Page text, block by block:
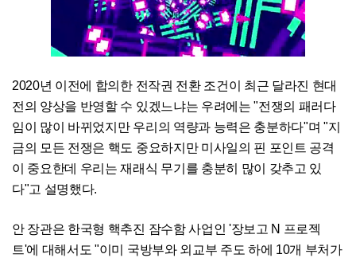
2020년 이전에 합의한 전작권 전환 조건이 최근 달라진 현대
전의 양상을 반영할 수 있겠느냐는 우려에는 "전쟁의 패러다
임이 많이 바뀌었지만 우리의 역량과 능력은 충분하다"며 "지
금의 모든 전쟁은 핵도 중요하지만 미사일의 핀 포인트 공격
이 중요한데 우리는 재래식 무기를 충분히 많이 갖추고 있
다"고 설명했다.
안 장관은 한국형 핵추진 잠수함 사업인 '장보고 N 프로젝
트'에 대해서도 "이미 국방부와 외교부 주도 하에 10개 부처가